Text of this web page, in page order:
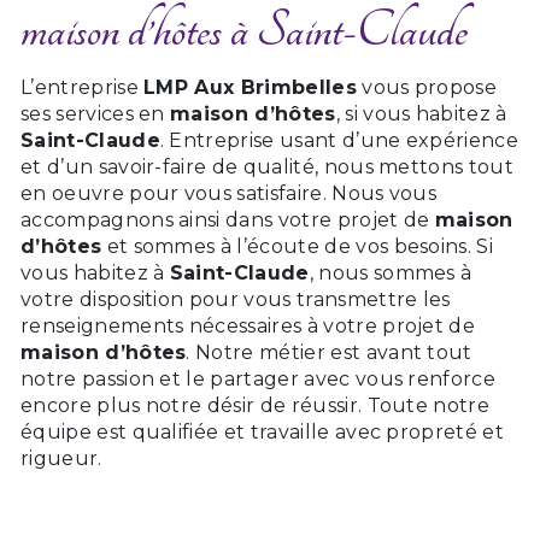
maison d’hôtes à Saint-Claude
L’entreprise LMP Aux Brimbellesvous propose
ses services en maison d’hôtes, si vous habitez à
Saint-Claude. Entreprise usant d’une expérience
et d’un savoir-faire de qualité, nous mettons tout
en oeuvre pour vous satisfaire. Nous vous
accompagnons ainsi dans votre projet de maison
d’hôtes et sommes à l’écoute de vos besoins. Si
vous habitez à Saint-Claude, nous sommes à
votre disposition pour vous transmettre les
renseignements nécessaires à votre projet de
maison d’hôtes. Notre métier est avant tout
notre passion et le partager avec vous renforce
encore plus notre désir de réussir. Toute notre
équipe est qualifiée et travaille avec propreté et
rigueur.